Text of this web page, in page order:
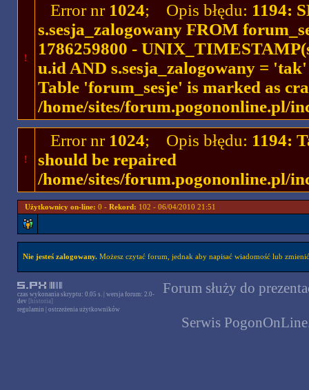
!
Error nr 1024; Opis błędu: 1194:
s.sesja_zalogowany FROM
1786259800 -
u.id AND s.sesja_zalogowany =
Table 'forum_sesje' is marked as
/home/sites/forum.pogononline.pl/
!
Error nr 1024; Opis błędu: 1194:
should be repaired
/home/sites/forum.pogononline.pl/
Użytkownicy on-line: 0 - Rekord: 102 - 06/04/2010 21:51
Nie jesteś zalogowany.Możesz czytać forum, jednak aby napisać wiadomość lub
czas wykonania skryptu: 0.05 s. | wersja forum: 2.0-
dev [historia]
regulamin
ostrzeżenia użytkowników
Forum służy do
Serwis